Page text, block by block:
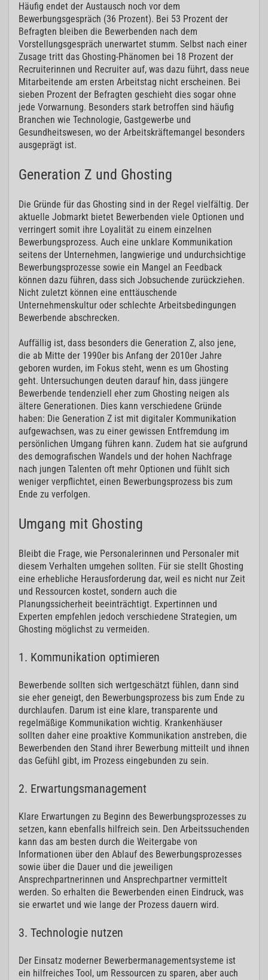
Häufig endet der Austausch noch vor dem
Bewerbungsgespräch (36 Prozent). Bei 53 Prozent der
Befragten bleiben die Bewerbenden nach dem
Vorstellungsgespräch unerwartet stumm. Selbst nach einer
Zusage tritt das Ghosting-Phänomen bei 18 Prozent der
Recruiterinnen und Recruiter auf, was dazu führt, dass neue
Mitarbeitende am ersten Arbeitstag nicht erscheinen. Bei
sieben Prozent der Befragten geschieht dies sogar ohne
jede Vorwarnung. Besonders stark betroffen sind häufig
Branchen wie Technologie, Gastgewerbe und
Gesundheitswesen, wo der Arbeitskräftemangel besonders
ausgeprägt ist.
Generation Z und Ghosting
Die Gründe für das Ghosting sind in der Regel vielfältig. Der
aktuelle Jobmarkt bietet Bewerbenden viele Optionen und
verringert somit ihre Loyalität zu einem einzelnen
Bewerbungsprozess. Auch eine unklare Kommunikation
seitens der Unternehmen, langwierige und undurchsichtige
Bewerbungsprozesse sowie ein Mangel an Feedback
können dazu führen, dass sich Jobsuchende zurückziehen.
Nicht zuletzt können eine enttäuschende
Unternehmenskultur oder schlechte Arbeitsbedingungen
Bewerbende abschrecken.
Auffällig ist, dass besonders die Generation Z, also jene,
die ab Mitte der 1990er bis Anfang der 2010er Jahre
geboren wurden, im Fokus steht, wenn es um Ghosting
geht. Untersuchungen deuten darauf hin, dass jüngere
Bewerbende tendenziell eher zum Ghosting neigen als
ältere Generationen. Dies kann verschiedene Gründe
haben: Die Generation Z ist mit digitaler Kommunikation
aufgewachsen, was zu einer gewissen Entfremdung im
persönlichen Umgang führen kann. Zudem hat sie aufgrund
des demografischen Wandels und der hohen Nachfrage
nach jungen Talenten oft mehr Optionen und fühlt sich
weniger verpflichtet, einen Bewerbungsprozess bis zum
Ende zu verfolgen.
Umgang mit Ghosting
Bleibt die Frage, wie Personalerinnen und Personaler mit
diesem Verhalten umgehen sollten. Für sie stellt Ghosting
eine erhebliche Herausforderung dar, weil es nicht nur Zeit
und Ressourcen kostet, sondern auch die
Planungssicherheit beeinträchtigt. Expertinnen und
Experten empfehlen jedoch verschiedene Strategien, um
Ghosting möglichst zu vermeiden.
1. Kommunikation optimieren
Bewerbende sollten sich wertgeschätzt fühlen, dann sind
sie eher geneigt, den Bewerbungsprozess bis zum Ende zu
durchlaufen. Darum ist eine klare, transparente und
regelmäßige Kommunikation wichtig. Krankenhäuser
sollten daher eine proaktive Kommunikation anstreben, die
Bewerbenden den Stand ihrer Bewerbung mitteilt und ihnen
das Gefühl gibt, im Prozess eingebunden zu sein.
2. Erwartungsmanagement
Klare Erwartungen zu Beginn des Bewerbungsprozesses zu
setzen, kann ebenfalls hilfreich sein. Den Arbeitssuchenden
kann das am besten durch die Weitergabe von
Informationen über den Ablauf des Bewerbungsprozesses
sowie über die Dauer und die jeweiligen
Ansprechpartnerinnen und Ansprechpartner vermittelt
werden. So erhalten die Bewerbenden einen Eindruck, was
sie erwartet und wie lange der Prozess dauern wird.
3. Technologie nutzen
Der Einsatz moderner Bewerbermanagementsysteme ist
ein hilfreiches Tool, um Ressourcen zu sparen, aber auch